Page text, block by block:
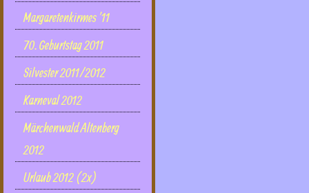
Margaretenkirmes '11
70. Geburtstag 2011
Silvester 2011/2012
Karneval 2012
Märchenwald Altenberg
2012
Urlaub 2012 (2x)